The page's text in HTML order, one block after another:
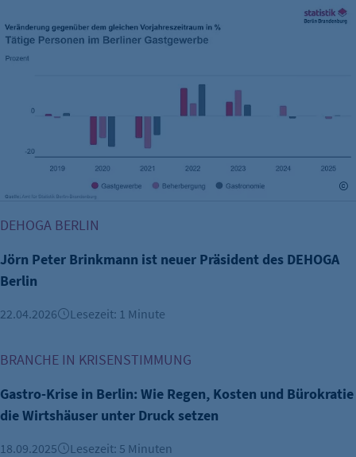
DEHOGA BERLIN
Jörn Peter Brinkmann ist neuer Präsident des DEHOGA
Berlin
22.04.2026 Lesezeit: 1 Minute
BRANCHE IN KRISENSTIMMUNG
Gastro-Krise in Berlin: Wie Regen, Kosten und Bürokratie
die Wirtshäuser unter Druck setzen
18.09.2025 Lesezeit: 5 Minuten